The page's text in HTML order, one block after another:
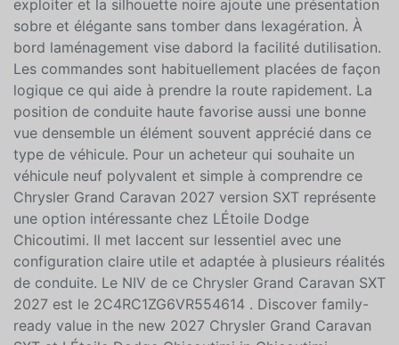
les gens qui ont souvent du matériel à transporter.
Laccès à bord est simple lespace arrière est facile à
exploiter et la silhouette noire ajoute une présentation
sobre et élégante sans tomber dans lexagération. À
bord laménagement vise dabord la facilité dutilisation.
Les commandes sont habituellement placées de façon
logique ce qui aide à prendre la route rapidement. La
position de conduite haute favorise aussi une bonne
vue densemble un élément souvent apprécié dans ce
type de véhicule. Pour un acheteur qui souhaite un
véhicule neuf polyvalent et simple à comprendre ce
Chrysler Grand Caravan 2027 version SXT représente
une option intéressante chez LÉtoile Dodge
Chicoutimi. Il met laccent sur lessentiel avec une
configuration claire utile et adaptée à plusieurs réalités
de conduite. Le NIV de ce Chrysler Grand Caravan SXT